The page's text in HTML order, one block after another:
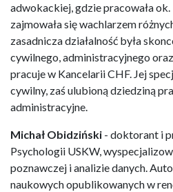
adwokackiej, gdzie pracowała
zajmowała się wachlarzem
zasadnicza działalność była
cywilnego, administracyjnego
pracuje w Kancelarii CHF. Jej
cywilny, zaś ulubioną dziedziną
administracyjne.
Michał Obidziński - doktorant i
Psychologii USKW,
poznawczej i analizie danych.
naukowych opublikowanych w